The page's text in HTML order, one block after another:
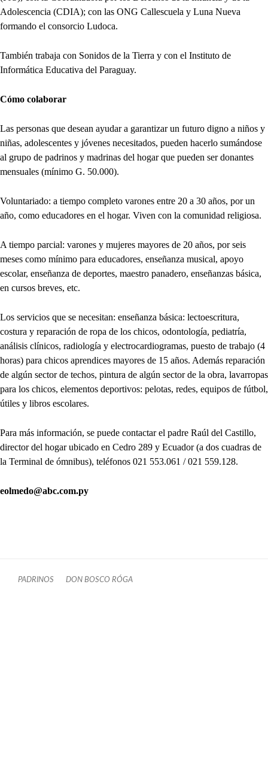
Adolescencia (CDIA); con las ONG Callescuela y Luna Nueva
formando el consorcio Ludoca.
También trabaja con Sonidos de la Tierra y con el Instituto de
Informática Educativa del Paraguay.
Cómo colaborar
Las personas que desean ayudar a garantizar un futuro digno a niños y
niñas, adolescentes y jóvenes necesitados, pueden hacerlo sumándose
al grupo de padrinos y madrinas del hogar que pueden ser donantes
mensuales (mínimo G. 50.000).
Voluntariado: a tiempo completo varones entre 20 a 30 años, por un
año, como educadores en el hogar. Viven con la comunidad religiosa.
A tiempo parcial: varones y mujeres mayores de 20 años, por seis
meses como mínimo para educadores, enseñanza musical, apoyo
escolar, enseñanza de deportes, maestro panadero, enseñanzas básica,
en cursos breves, etc.
Los servicios que se necesitan: enseñanza básica: lectoescritura,
costura y reparación de ropa de los chicos, odontología, pediatría,
análisis clínicos, radiología y electrocardiogramas, puesto de trabajo (4
horas) para chicos aprendices mayores de 15 años. Además reparación
de algún sector de techos, pintura de algún sector de la obra, lavarropas
para los chicos, elementos deportivos: pelotas, redes, equipos de fútbol,
útiles y libros escolares.
Para más información, se puede contactar el padre Raúl del Castillo,
director del hogar ubicado en Cedro 289 y Ecuador (a dos cuadras de
la Terminal de ómnibus), teléfonos 021 553.061 / 021 559.128.
eolmedo@abc.com.py
PADRINOS DON BOSCO RÓGA